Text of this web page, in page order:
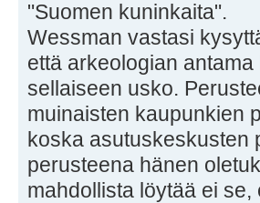
"Suomen kuninkaita".
Wessman vastasi
että arkeologian
sellaiseen usko.
muinaisten kaupunkien
koska asutuskeskusten
perusteena hänen
mahdollista löytää ei